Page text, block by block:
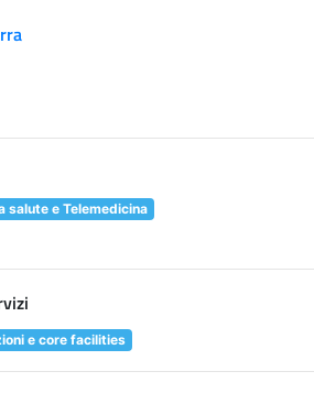
salute e Telemedicina
e core facilities